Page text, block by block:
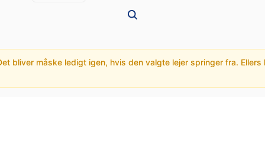
bliver måske ledigt igen, hvis den valgte lejer springer fra.